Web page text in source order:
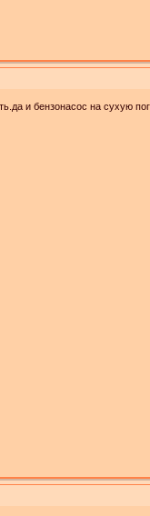
и бензонасос на сухую